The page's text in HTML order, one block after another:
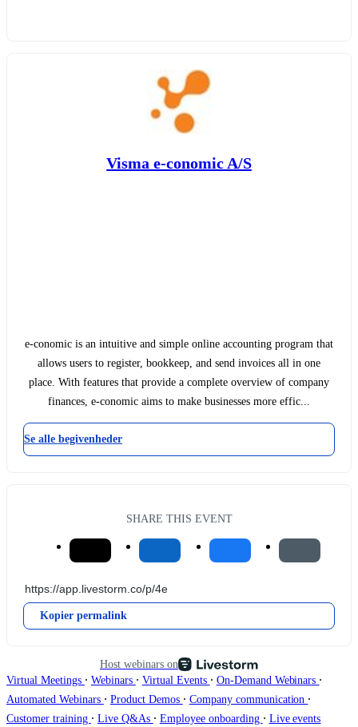
Visma e-conomic A/S
e-conomic is an intuitive and simple online accounting program that
allows users to register, bookkeep, and send invoices all in one
place. With features that provide a complete overview of company
finances, e-conomic aims to make businesses more effic...
Se alle begivenheder
SHARE THIS EVENT
Kopier permalink
Host webinars on
Virtual Meetings ∙ Webinars ∙ Virtual Events ∙ On-Demand Webinars ∙
Automated Webinars ∙ Product Demos ∙ Company communication ∙
Customer training ∙ Live Q&As ∙ Employee onboarding ∙ Live events